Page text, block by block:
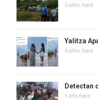
5 años hace
Yalitza
4 años hace
Detectan
1 año hace